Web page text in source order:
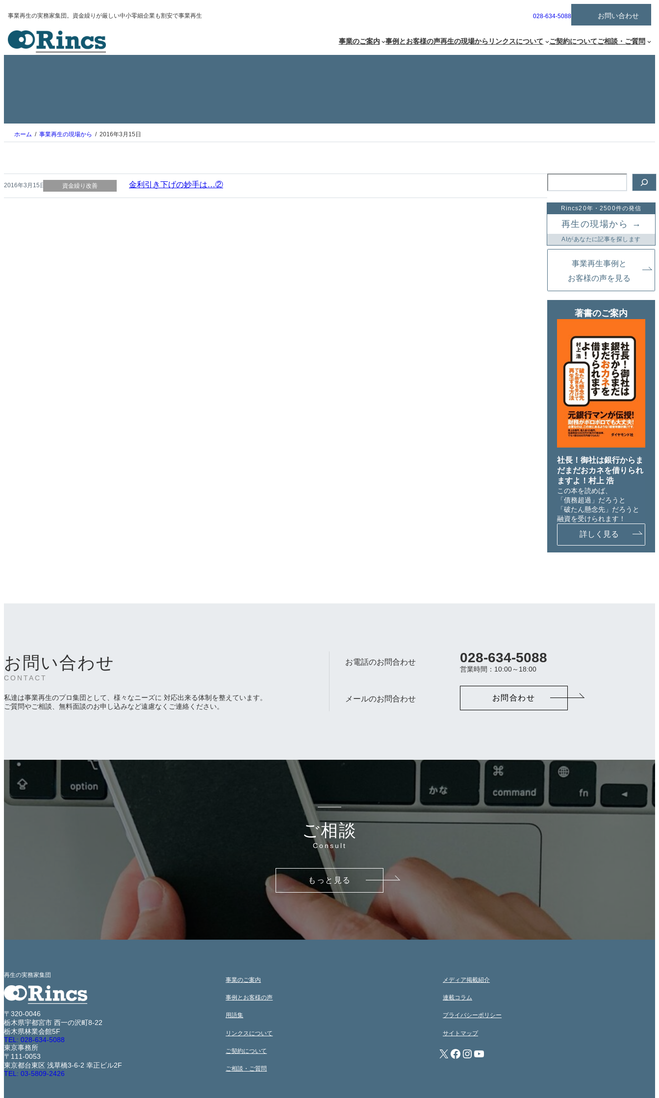
容
ス
キ
事業再生の実務家集団。資金繰りが厳しい中小零細企業も割安で事業再生
ア
ン
リ
ン
028-634-5088
グ
ー
お問い合わせ
事業のご案内 事例とお客様の声再生の現場から リンクスについて ご契約についてご相談・ご質問
ホーム 事業再生の現場から 2016年3月15日
2016年3月15日 資金繰り改善 金利引き下げの妙手は…②
Rincs20年・2500件の発信
再生の現場から →
AIがあなたに記事を探します
事業再生事例と
お客様の声を見る
著書のご案内
社長！御社は銀行からま
だまだおカネを借りられ
ますよ！村上 浩
この本を読めば、
「債務超過」だろうと
「破たん懸念先」だろうと
融資を受けられます！
詳しく見る
お問い合わせ
CONTACT
私達は事業再生のプロ集団として、様々なニーズに 対応出来る体制を整えています。
ご質問やご相談、無料面談のお申し込みなど遠慮なくご連絡ください。
お電話のお問合わせ
カ
ラ
ム
リ
028-634-5088
営業時間：10:00～18:00
メールのお問合わせ お問合わせ
ご相談
Consult
もっと見る
再生の実務家集団
〒320-0046
栃木県宇都宮市 西一の沢町8-22
栃木県林業会館5F
TEL: 028-634-5088
東京事務所
〒111-0053
東京都台東区 浅草橋3-6-2 幸正ビル2F
TEL: 03-5809-2426
事業のご案内
事例とお客様の声
用語集
リンクスについて
ご契約について
ご相談・ご質問
メディア掲載紹介
連載コラム
プライバシーポリシー
サイトマップ
X Facebook Instagram YouTube